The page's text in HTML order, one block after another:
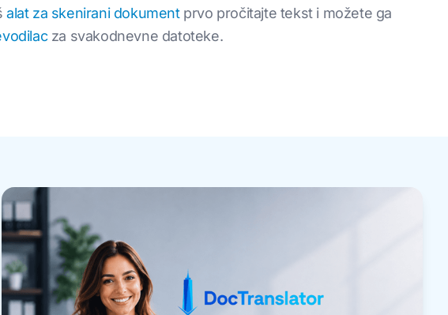
alat za skenirani dokumentprvo pročitajte tekst i možete ga
za svakodnevne datoteke.